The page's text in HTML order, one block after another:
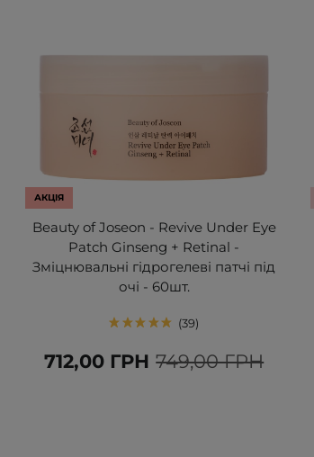
АКЦІЯ
Beauty of Joseon - Revive Under Eye
Patch Ginseng + Retinal -
Зміцнювальні гідрогелеві патчі під
очі - 60шт.
39
749,00 ГРН
712,00 ГРН